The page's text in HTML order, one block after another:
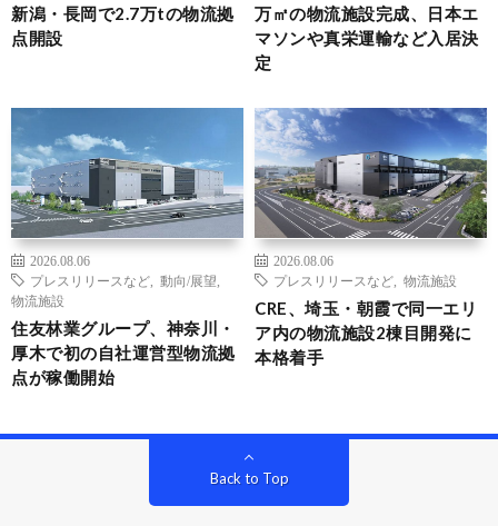
新潟・長岡で2.7万tの物流拠
点開設
万㎡の物流施設完成、日本エ
マソンや真栄運輸など入居決
定
2026.08.06
プレスリリースなど
動向/展望
物流施設
住友林業グループ、神奈川・
厚木で初の自社運営型物流拠
点が稼働開始
2026.08.06
プレスリリースなど
物流施設
CRE、埼玉・朝霞で同一エリ
ア内の物流施設2棟目開発に
本格着手
Back to Top